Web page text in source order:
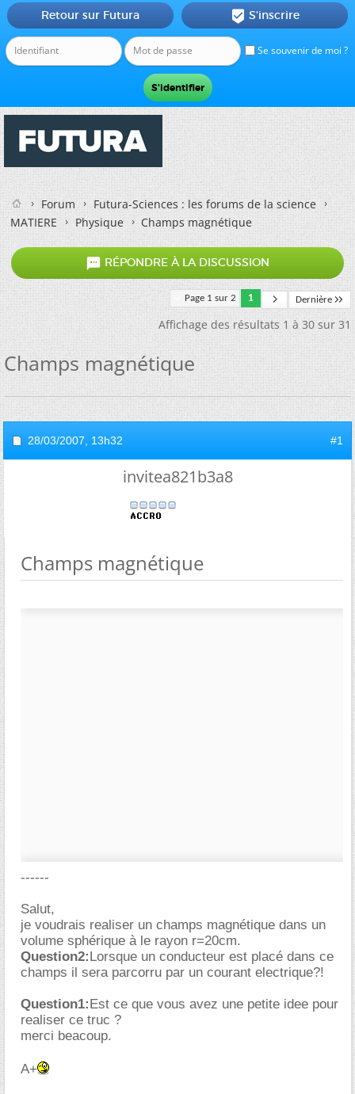
Se souvenir de moi ?
Retour sur Futura  S'inscrire
Forum
Futura-Sciences : les forums de la science
MATIERE
Physique Champs magnétique
 RÉPONDRE À LA DISCUSSION
Page 1 sur 2 1 Dernière
Affichage des résultats 1 à 30 sur 31
Champs magnétique
28/03/2007, 13h32 #1
invitea821b3a8
Champs magnétique
------
Salut,
je voudrais realiser un champs magnétique dans un
volume sphérique à le rayon r=20cm.
Question2:Lorsque un conducteur est placé dans ce
champs il sera parcorru par un courant electrique?!
Question1:Est ce que vous avez une petite idee pour
realiser ce truc ?
merci beacoup.
A+